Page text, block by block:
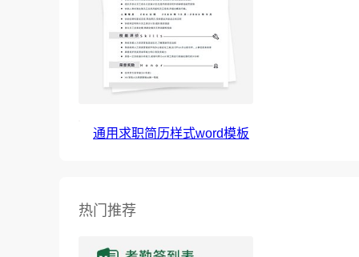
通用求职简历样式word模板
热门推荐